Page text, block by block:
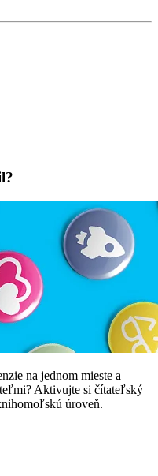
na jednom mieste a
Aktivujte si čítateľský
úroveň.